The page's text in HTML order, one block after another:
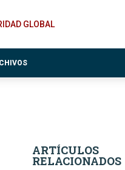
GLOBAL
ARTÍCULOS
RELACIONADOS